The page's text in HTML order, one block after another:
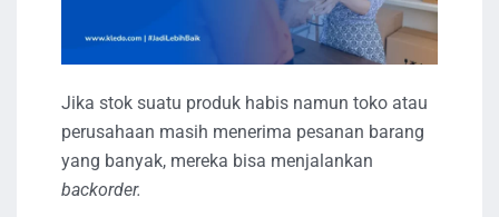
Jika stok suatu produk habis namun toko atau
perusahaan masih menerima pesanan barang
yang banyak, mereka bisa menjalankan
backorder.